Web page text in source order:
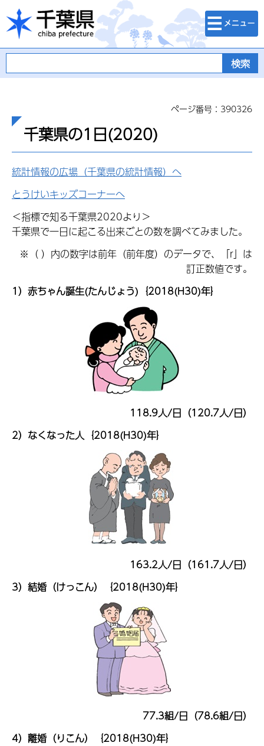
千葉県
検索・メニュ
ー
ページ番号：390326
千葉県の1日(2020)
統計情報の広場（千葉県の統計情報）へ
とうけいキッズコーナーへ
＜指標で知る千葉県2020より＞
千葉県で一日に起こる出来ごとの数を調べてみました。
※（ ）内の数字は前年（前年度）のデータで、「r」は
訂正数値です。
1）赤ちゃん誕生(たんじょう)｛2018(H30)年｝
118.9人/日（120.7人/日）
2）なくなった人｛2018(H30)年｝
163.2人/日（161.7人/日）
3）結婚（けっこん）｛2018(H30)年｝
77.3組/日（78.6組/日）
4）離婚（りこん）｛2018(H30)年｝